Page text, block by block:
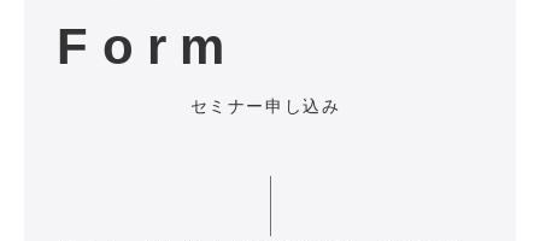
Form
セミナー申し込み